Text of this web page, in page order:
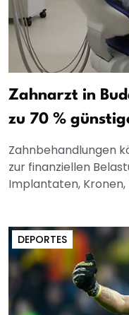
Zahnarzt in
zu 70 %
Zahnbehandlungen
zur finanziellen
Implantaten, Kronen,
DEPORTES